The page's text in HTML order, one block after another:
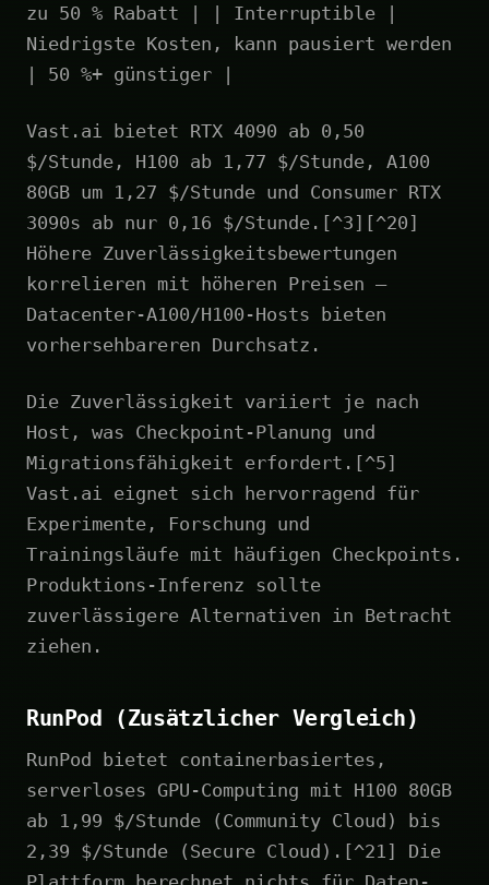
zu 50 % Rabatt | | Interruptible |
Niedrigste Kosten, kann pausiert werden
| 50 %+ günstiger |
Vast.ai bietet RTX 4090 ab 0,50
$/Stunde, H100 ab 1,77 $/Stunde, A100
80GB um 1,27 $/Stunde und Consumer RTX
3090s ab nur 0,16 $/Stunde.[^3][^20]
Höhere Zuverlässigkeitsbewertungen
korrelieren mit höheren Preisen –
Datacenter-A100/H100-Hosts bieten
vorhersehbareren Durchsatz.
Die Zuverlässigkeit variiert je nach
Host, was Checkpoint-Planung und
Migrationsfähigkeit erfordert.[^5]
Vast.ai eignet sich hervorragend für
Experimente, Forschung und
Trainingsläufe mit häufigen Checkpoints.
Produktions-Inferenz sollte
zuverlässigere Alternativen in Betracht
ziehen.
RunPod (Zusätzlicher Vergleich)
RunPod bietet containerbasiertes,
serverloses GPU-Computing mit H100 80GB
ab 1,99 $/Stunde (Community Cloud) bis
2,39 $/Stunde (Secure Cloud).[^21] Die